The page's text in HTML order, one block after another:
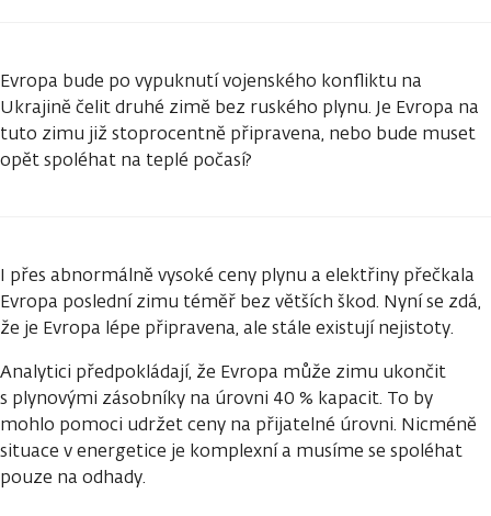
Evropa bude po vypuknutí vojenského konfliktu na
Ukrajině čelit druhé zimě bez ruského plynu. Je Evropa na
tuto zimu již stoprocentně připravena, nebo bude muset
opět spoléhat na teplé počasí?
I přes abnormálně vysoké ceny plynu a elektřiny přečkala
Evropa poslední zimu téměř bez větších škod. Nyní se zdá,
že je Evropa lépe připravena, ale stále existují nejistoty.
Analytici předpokládají, že Evropa může zimu ukončit
s plynovými zásobníky na úrovni 40 % kapacit. To by
mohlo pomoci udržet ceny na přijatelné úrovni. Nicméně
situace v energetice je komplexní a musíme se spoléhat
pouze na odhady.